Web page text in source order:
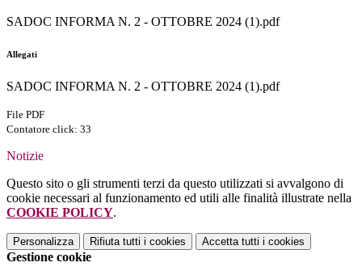
SADOC INFORMA N. 2 - OTTOBRE 2024 (1).pdf
Allegati
SADOC INFORMA N. 2 - OTTOBRE 2024 (1).pdf
File PDF
Contatore click: 33
Notizie
Questo sito o gli strumenti terzi da questo utilizzati si avvalgono di
cookie necessari al funzionamento ed utili alle finalità illustrate nella
COOKIE POLICY.
Personalizza Rifiuta tutti i cookies Accetta tutti i cookies
Gestione cookie